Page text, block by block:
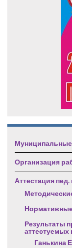
Организация
Аттестация пед.
Результаты
аттестуемых
Ганькина